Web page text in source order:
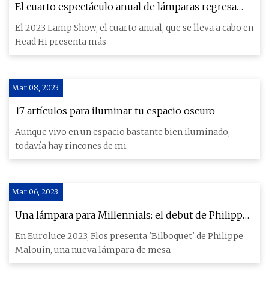
El cuarto espectáculo anual de lámparas regresa
con más de 50 lámparas nuevas
El 2023 Lamp Show, el cuarto anual, que se lleva a cabo en
Head Hi presenta más
Mar 08, 2023
17 artículos para iluminar tu espacio oscuro
Aunque vivo en un espacio bastante bien iluminado,
todavía hay rincones de mi
Mar 06, 2023
Una lámpara para Millennials: el debut de Philippe
Malouin para Flos
En Euroluce 2023, Flos presenta 'Bilboquet' de Philippe
Malouin, una nueva lámpara de mesa